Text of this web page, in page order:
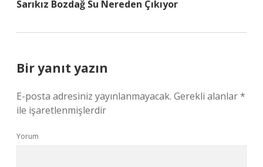
Sarıkız Bozdağ Su Nereden Çıkıyor
Bir yanıt yazın
E-posta adresiniz yayınlanmayacak. Gerekli alanlar*
ile işaretlenmişlerdir
Yorum